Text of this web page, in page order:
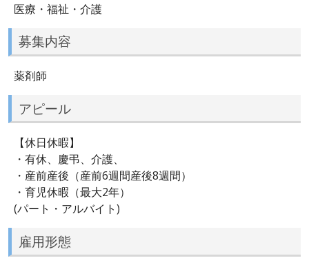
医療・福祉・介護
募集内容
薬剤師
アピール
【休日休暇】
・有休、慶弔、介護、
・産前産後（産前6週間産後8週間）
・育児休暇（最大2年）
(パート・アルバイト)
雇用形態